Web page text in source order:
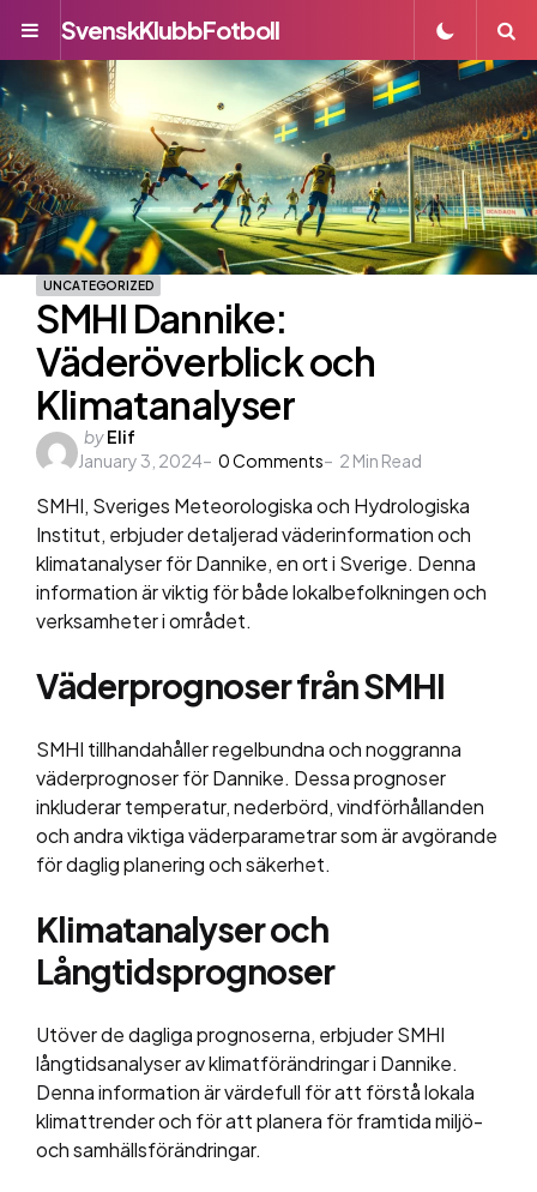
Menu
SvenskKlubbFotboll
UNCATEGORIZED
SMHI Dannike:
Väderöverblick och
Klimatanalyser
Posted
by
byElif
January 3, 2024
0Comments 2 Min Read
SMHI, Sveriges Meteorologiska och Hydrologiska
Institut, erbjuder detaljerad väderinformation och
klimatanalyser för Dannike, en ort i Sverige. Denna
information är viktig för både lokalbefolkningen och
verksamheter i området.
Väderprognoser från SMHI
SMHI tillhandahåller regelbundna och noggranna
väderprognoser för Dannike. Dessa prognoser
inkluderar temperatur, nederbörd, vindförhållanden
och andra viktiga väderparametrar som är avgörande
för daglig planering och säkerhet.
Klimatanalyser och
Långtidsprognoser
Utöver de dagliga prognoserna, erbjuder SMHI
långtidsanalyser av klimatförändringar i Dannike.
Denna information är värdefull för att förstå lokala
klimattrender och för att planera för framtida miljö-
och samhällsförändringar.